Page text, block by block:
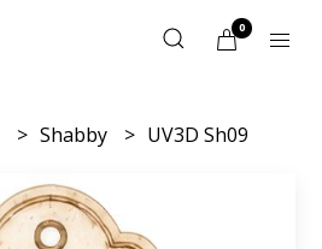
0
Shabby UV3D Sh09